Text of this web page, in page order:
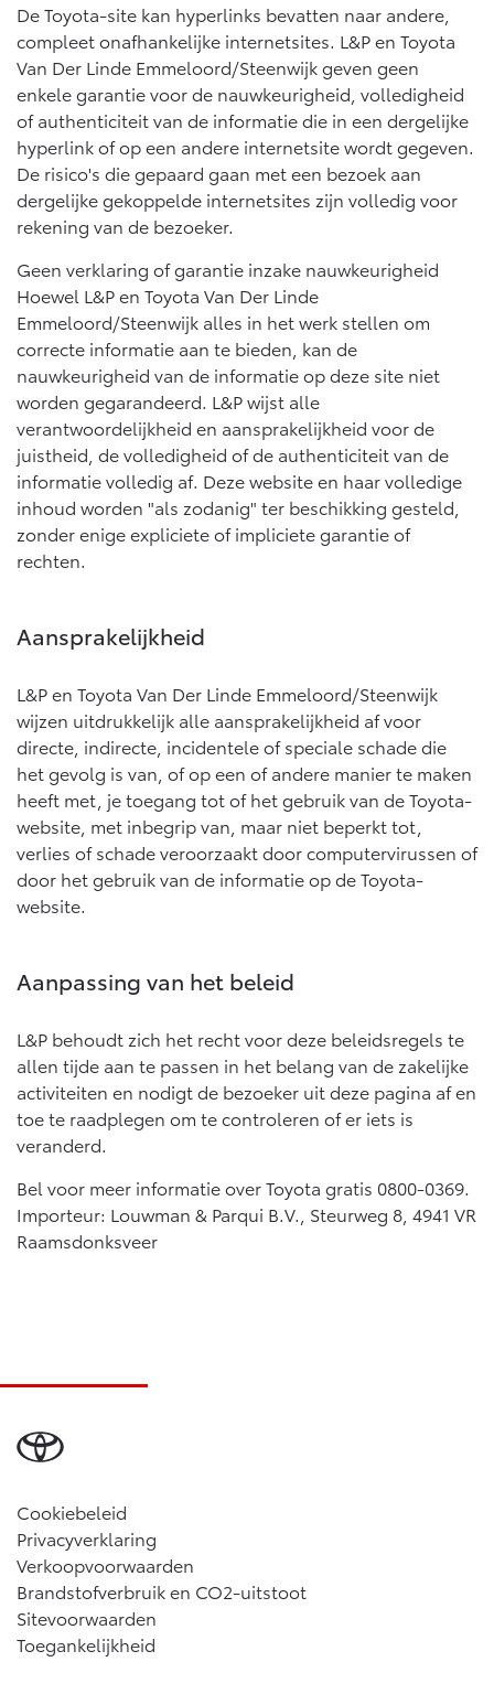
De Toyota-site kan hyperlinks bevatten naar andere,
compleet onafhankelijke internetsites. L&P en Toyota
Van Der Linde Emmeloord/Steenwijk geven geen
enkele garantie voor de nauwkeurigheid, volledigheid
of authenticiteit van de informatie die in een dergelijke
hyperlink of op een andere internetsite wordt gegeven.
De risico's die gepaard gaan met een bezoek aan
dergelijke gekoppelde internetsites zijn volledig voor
rekening van de bezoeker.
Geen verklaring of garantie inzake nauwkeurigheid
Hoewel L&P en Toyota Van Der Linde
Emmeloord/Steenwijk alles in het werk stellen om
correcte informatie aan te bieden, kan de
nauwkeurigheid van de informatie op deze site niet
worden gegarandeerd. L&P wijst alle
verantwoordelijkheid en aansprakelijkheid voor de
juistheid, de volledigheid of de authenticiteit van de
informatie volledig af. Deze website en haar volledige
inhoud worden "als zodanig" ter beschikking gesteld,
zonder enige expliciete of impliciete garantie of
rechten.
Aansprakelijkheid
L&P en Toyota Van Der Linde Emmeloord/Steenwijk
wijzen uitdrukkelijk alle aansprakelijkheid af voor
directe, indirecte, incidentele of speciale schade die
het gevolg is van, of op een of andere manier te maken
heeft met, je toegang tot of het gebruik van de Toyota-
website, met inbegrip van, maar niet beperkt tot,
verlies of schade veroorzaakt door computervirussen of
door het gebruik van de informatie op de Toyota-
website.
Aanpassing van het beleid
L&P behoudt zich het recht voor deze beleidsregels te
allen tijde aan te passen in het belang van de zakelijke
activiteiten en nodigt de bezoeker uit deze pagina af en
toe te raadplegen om te controleren of er iets is
veranderd.
Bel voor meer informatie over Toyota gratis 0800-0369.
Importeur: Louwman & Parqui B.V., Steurweg 8, 4941 VR
Raamsdonksveer
Cookiebeleid
Privacyverklaring
Verkoopvoorwaarden
Brandstofverbruik en CO2-uitstoot
Sitevoorwaarden
Toegankelijkheid